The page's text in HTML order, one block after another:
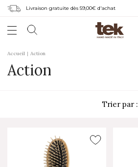
Livraison gratuite dès 59,00€ d'achat
Accueil Action
Action
Trier par :